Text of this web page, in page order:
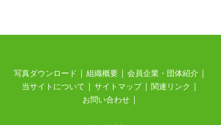
写真ダウンロード 組織概要
会員企業・団体紹介
当サイトについて
サイトマップ
関連リンク
お問い合わせ